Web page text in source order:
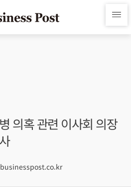
의혹 관련 이사회 의장